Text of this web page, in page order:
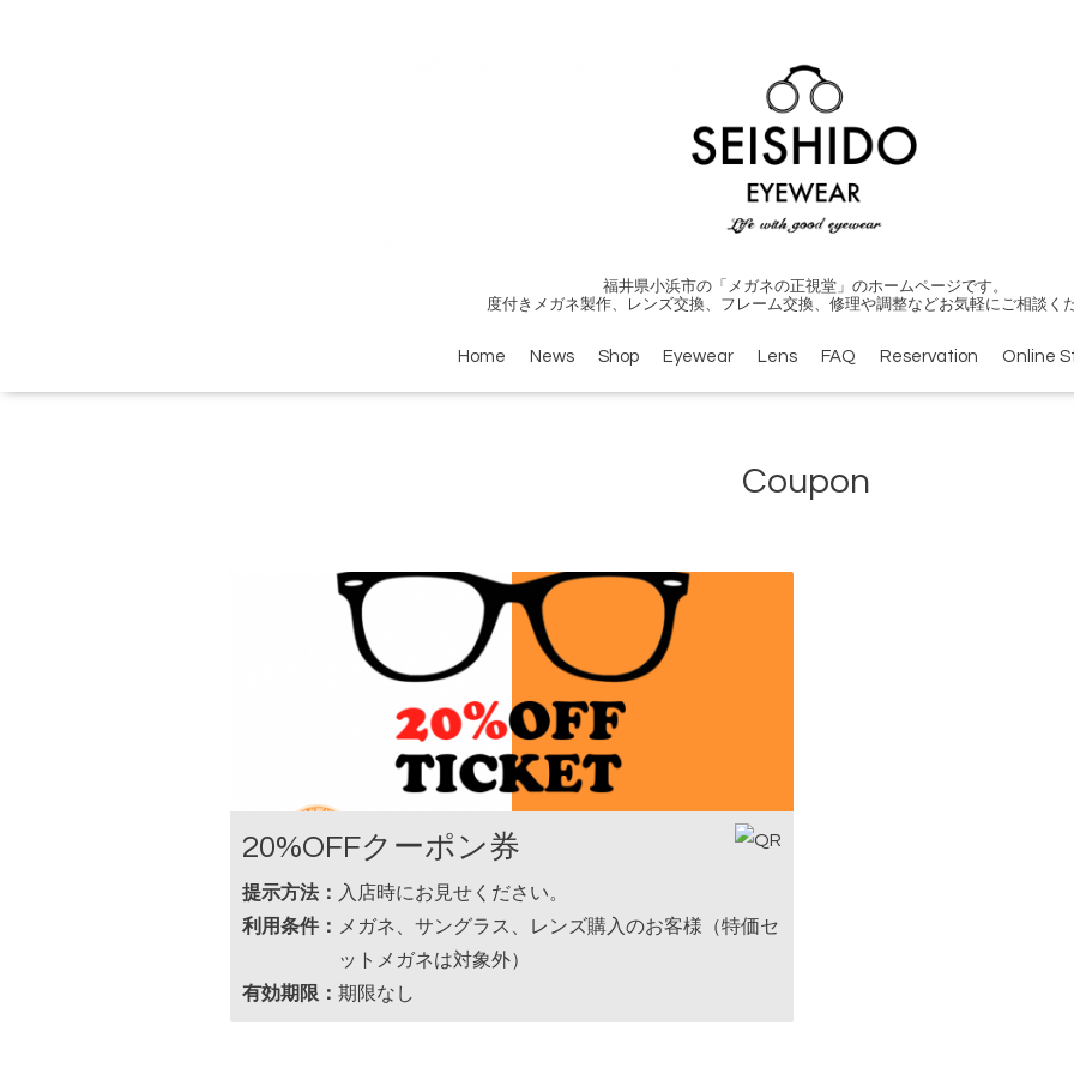
福井県小浜市の「メガネの正視堂」のホームページです。
度付きメガネ製作、レンズ交換、フレーム交換、修理や調整などお気軽にご相談くだ
Home News Shop Eyewear Lens FAQ Reservation Online
Coupon
20%OFFクーポン券
提示方法： 入店時にお見せください。
利用条件：
メガネ、サングラス、レンズ購入のお客様（特価セ
ットメガネは対象外）
有効期限： 期限なし